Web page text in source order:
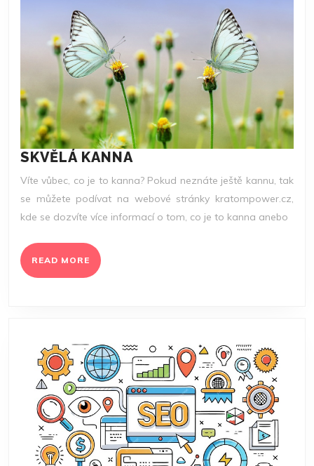
SKVĚLÁ KANNA
KANNA
Víte vůbec, co je to kanna? Pokud neznáte ještě kannu, tak
se můžete podívat na webové stránky kratompower.cz,
kde se dozvíte více informací o tom, co je to kanna anebo
READ MORE READ
MORE